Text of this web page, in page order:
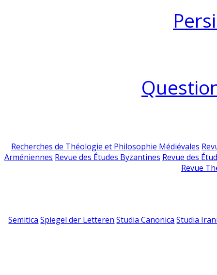
Recherches de Théologie et Philosophie Médiévales
Arméniennes Revue des Études Byzantines Revue des
Revue
Semitica Spiegel der Letteren Studia Canonica Studia